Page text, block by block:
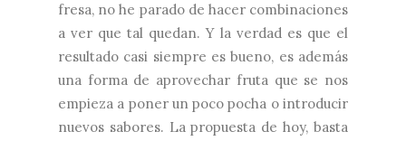
fresa, no he parado de hacer combinaciones
a ver que tal quedan. Y la verdad es que el
resultado casi siempre es bueno, es además
una forma de aprovechar fruta que se nos
empieza a poner un poco pocha o introducir
nuevos sabores. La propuesta de hoy, basta